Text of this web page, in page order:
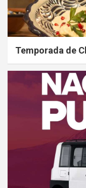
Temporada de